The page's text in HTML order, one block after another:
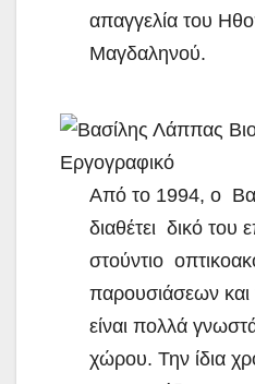
απαγγελία του
Μαγδαληνού.
Από το 1994, ο
διαθέτει δικό του
στούντιο
παρουσιάσεων και
είναι πολλά
χώρου. Την ίδια